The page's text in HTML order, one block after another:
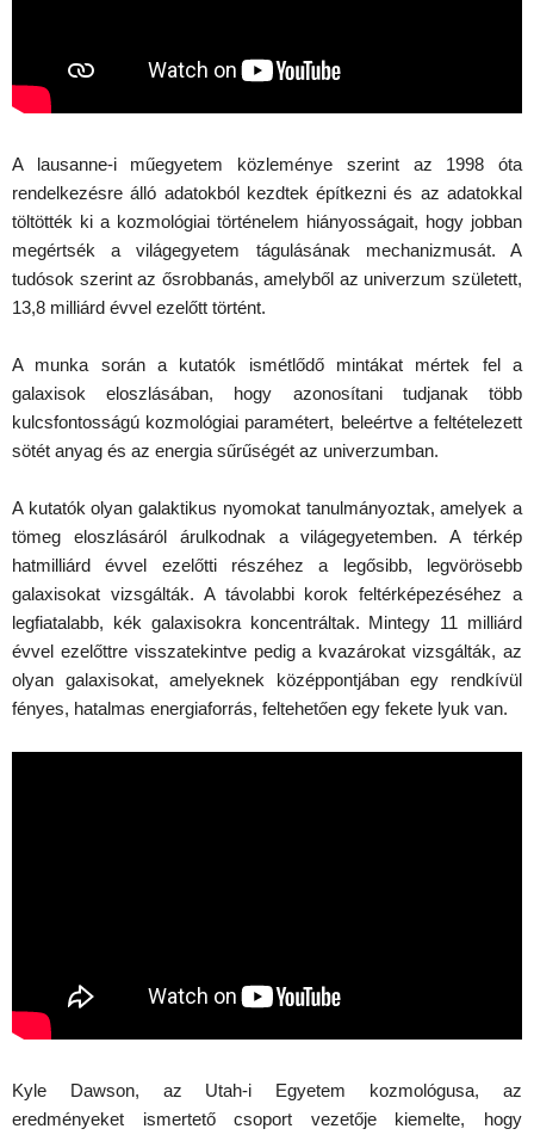
A lausanne-i műegyetem közleménye szerint az 1998 óta
rendelkezésre álló adatokból kezdtek építkezni és az adatokkal
töltötték ki a kozmológiai történelem hiányosságait, hogy jobban
megértsék a világegyetem tágulásának mechanizmusát. A
tudósok szerint az ősrobbanás, amelyből az univerzum született,
13,8 milliárd évvel ezelőtt történt.
A munka során a kutatók ismétlődő mintákat mértek fel a
galaxisok eloszlásában, hogy azonosítani tudjanak több
kulcsfontosságú kozmológiai paramétert, beleértve a feltételezett
sötét anyag és az energia sűrűségét az univerzumban.
A kutatók olyan galaktikus nyomokat tanulmányoztak, amelyek a
tömeg eloszlásáról árulkodnak a világegyetemben. A térkép
hatmilliárd évvel ezelőtti részéhez a legősibb, legvörösebb
galaxisokat vizsgálták. A távolabbi korok feltérképezéséhez a
legfiatalabb, kék galaxisokra koncentráltak. Mintegy 11 milliárd
évvel ezelőttre visszatekintve pedig a kvazárokat vizsgálták, az
olyan galaxisokat, amelyeknek középpontjában egy rendkívül
fényes, hatalmas energiaforrás, feltehetően egy fekete lyuk van.
Kyle Dawson, az Utah-i Egyetem kozmológusa, az
eredményeket ismertető csoport vezetője kiemelte, hogy